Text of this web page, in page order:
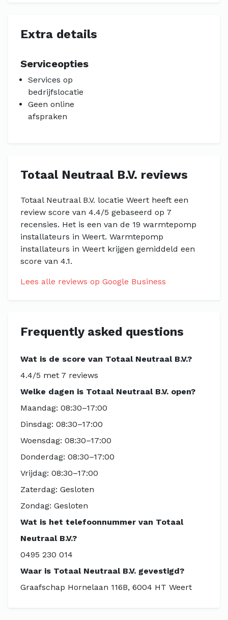
Extra details
Serviceopties
Services op
bedrijfslocatie
Geen online
afspraken
Totaal Neutraal B.V. reviews
Totaal Neutraal B.V. locatie Weert heeft een
review score van 4.4/5 gebaseerd op 7
recensies. Het is een van de 19 warmtepomp
installateurs in Weert. Warmtepomp
installateurs in Weert krijgen gemiddeld een
score van 4.1.
Lees alle reviews op Google Business
Frequently asked questions
Wat is de score van Totaal Neutraal B.V.?
4.4/5 met 7 reviews
Welke dagen is Totaal Neutraal B.V. open?
Maandag: 08:30–17:00
Dinsdag: 08:30–17:00
Woensdag: 08:30–17:00
Donderdag: 08:30–17:00
Vrijdag: 08:30–17:00
Zaterdag: Gesloten
Zondag: Gesloten
Wat is het telefoonnummer van Totaal
Neutraal B.V.?
0495 230 014
Waar is Totaal Neutraal B.V. gevestigd?
Graafschap Hornelaan 116B, 6004 HT Weert